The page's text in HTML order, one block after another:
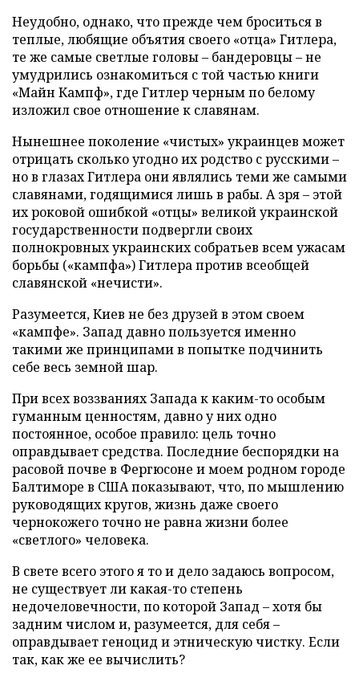
Неудобно, однако, что прежде чем броситься в
теплые, любящие объятия своего «отца» Гитлера,
те же самые светлые головы – бандеровцы – не
умудрились ознакомиться с той частью книги
«Майн Кампф», где Гитлер черным по белому
изложил свое отношение к славянам.
Нынешнее поколение «чистых» украинцев может
отрицать сколько угодно их родство с русскими –
но в глазах Гитлера они являлись теми же самыми
славянами, годящимися лишь в рабы. А зря – этой
их роковой ошибкой «отцы» великой украинской
государственности подвергли своих
полнокровных украинских собратьев всем ужасам
борьбы («кампфа») Гитлера против всеобщей
славянской «нечисти».
Разумеется, Киев не без друзей в этом своем
«кампфе». Запад давно пользуется именно
такими же принципами в попытке подчинить
себе весь земной шар.
При всех воззваниях Запада к каким-то особым
гуманным ценностям, давно у них одно
постоянное, особое правило: цель точно
оправдывает средства. Последние беспорядки на
расовой почве в Фергюсоне и моем родном городе
Балтиморе в США показывают, что, по мышлению
руководящих кругов, жизнь даже своего
чернокожего точно не равна жизни более
«светлого» человека.
В свете всего этого я то и дело задаюсь вопросом,
не существует ли какая-то степень
недочеловечности, по которой Запад – хотя бы
задним числом и, разумеется, для себя –
оправдывает геноцид и этническую чистку. Если
так, как же ее вычислить?